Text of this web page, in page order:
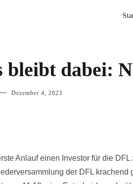
bleibt dabei:
Dezember 4, 2023
Anlauf einen Investor für die
der DFL